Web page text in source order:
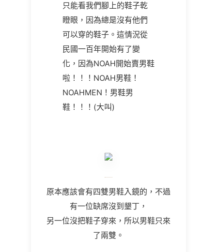
只能看我們腳上的鞋子乾
瞪眼，因為總是沒有他們
可以穿的鞋子。這情況從
民國一百年開始有了變
化，因為NOAH開始賣男鞋
啦！！！ NOAH男鞋！
NOAHMEN ！男鞋男
鞋！！！ (大叫 )
原本應該會有四雙男鞋入鏡的，不過
有一位缺席沒到墾丁，
另一位沒把鞋子穿來，所以男鞋只來
了兩雙。